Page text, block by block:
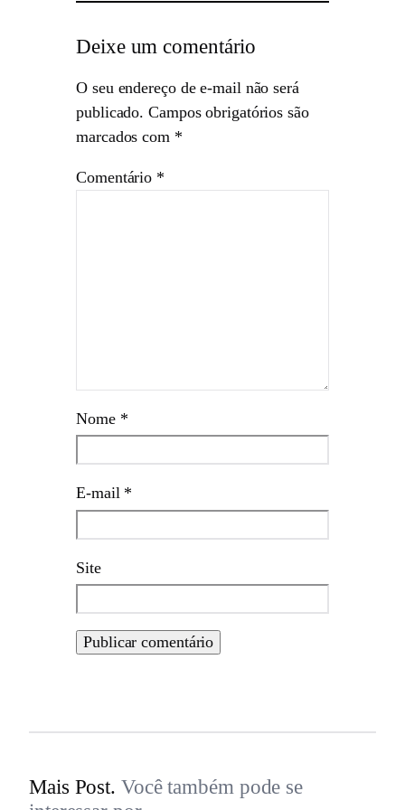
Deixe um comentário
O seu endereço de e-mail não será
publicado. Campos obrigatórios são
marcados com *
Comentário *
Nome *
E-mail *
Site
Mais Post. Você também pode se